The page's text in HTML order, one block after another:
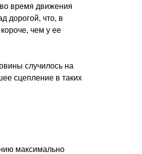
время движения
дорогой, что, в
чем у ее
случилось на
сцепление в таких
максимально